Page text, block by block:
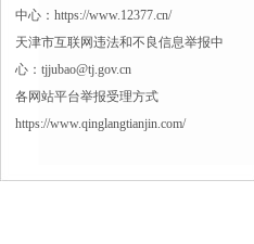
中心：https://www.12377.cn/
天津市互联网违法和不良信息举报中
心：tjjubao@tj.gov.cn
各网站平台举报受理方式
https://www.qinglangtianjin.com/